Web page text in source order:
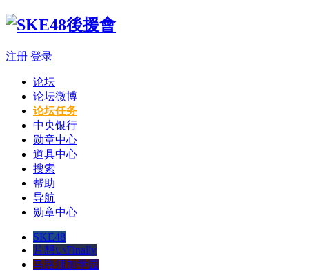
注册 登录
论坛
论坛微博
论坛任务
中央银行
勋章中心
道具中心
搜索
帮助
导航
勋章中心
SKE48
片想いFinally
马路须加学园